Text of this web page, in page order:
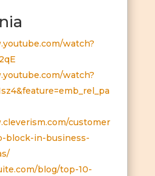
watch?
watch?
customer
block-in-business-
blog/top-10-